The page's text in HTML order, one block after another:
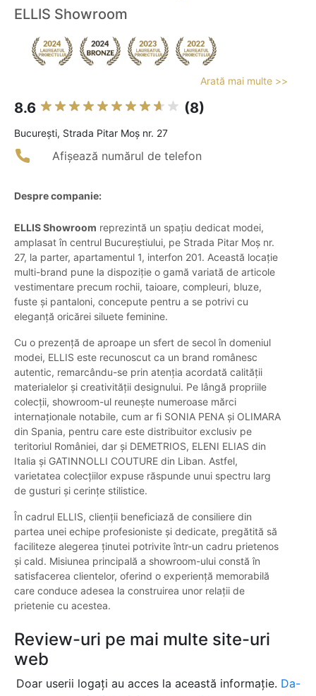
ELLIS Showroom
Arată mai multe >>
8.6 (8)
Bucureşti, Strada Pitar Moș nr. 27
Afișează numărul de telefon
Despre companie:
ELLIS Showroom reprezintă un spațiu dedicat modei,
amplasat în centrul Bucureștiului, pe Strada Pitar Moș nr.
27, la parter, apartamentul 1, interfon 201. Această locație
multi-brand pune la dispoziție o gamă variată de articole
vestimentare precum rochii, taioare, compleuri, bluze,
fuste și pantaloni, concepute pentru a se potrivi cu
eleganță oricărei siluete feminine.
Cu o prezență de aproape un sfert de secol în domeniul
modei, ELLIS este recunoscut ca un brand românesc
autentic, remarcându-se prin atenția acordată calității
materialelor și creativității designului. Pe lângă propriile
colecții, showroom-ul reunește numeroase mărci
internaționale notabile, cum ar fi SONIA PENA și OLIMARA
din Spania, pentru care este distribuitor exclusiv pe
teritoriul României, dar și DEMETRIOS, ELENI ELIAS din
Italia și GATINNOLLI COUTURE din Liban. Astfel,
varietatea colecțiilor expuse răspunde unui spectru larg
de gusturi și cerințe stilistice.
În cadrul ELLIS, clienții beneficiază de consiliere din
partea unei echipe profesioniste și dedicate, pregătită să
faciliteze alegerea ținutei potrivite într-un cadru prietenos
și cald. Misiunea principală a showroom-ului constă în
satisfacerea clientelor, oferind o experiență memorabilă
care conduce adesea la construirea unor relații de
prietenie cu acestea.
Review-uri pe mai multe site-uri
web
Doar userii logați au acces la această informație. Da-